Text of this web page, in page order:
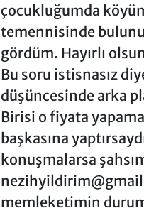
çocukluğumda
temennisinde
gördüm. Hayırlı
Bu soru istisnasız
düşüncesinde arka
Birisi o fiyata
başkasına
konuşmalarsa
memleketimin